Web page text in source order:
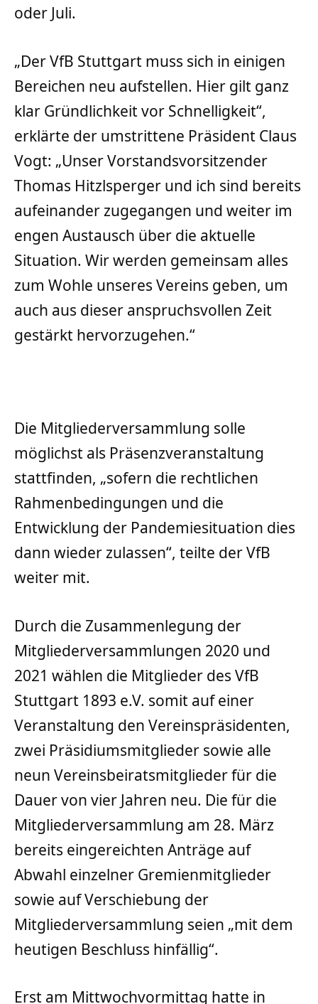
oder Juli.
„Der VfB Stuttgart muss sich in einigen
Bereichen neu aufstellen. Hier gilt ganz
klar Gründlichkeit vor Schnelligkeit“,
erklärte der umstrittene Präsident Claus
Vogt: „Unser Vorstandsvorsitzender
Thomas Hitzlsperger und ich sind bereits
aufeinander zugegangen und weiter im
engen Austausch über die aktuelle
Situation. Wir werden gemeinsam alles
zum Wohle unseres Vereins geben, um
auch aus dieser anspruchsvollen Zeit
gestärkt hervorzugehen.“
Die Mitgliederversammlung solle
möglichst als Präsenzveranstaltung
stattfinden, „sofern die rechtlichen
Rahmenbedingungen und die
Entwicklung der Pandemiesituation dies
dann wieder zulassen“, teilte der VfB
weiter mit.
Durch die Zusammenlegung der
Mitgliederversammlungen 2020 und
2021 wählen die Mitglieder des VfB
Stuttgart 1893 e.V. somit auf einer
Veranstaltung den Vereinspräsidenten,
zwei Präsidiumsmitglieder sowie alle
neun Vereinsbeiratsmitglieder für die
Dauer von vier Jahren neu. Die für die
Mitgliederversammlung am 28. März
bereits eingereichten Anträge auf
Abwahl einzelner Gremienmitglieder
sowie auf Verschiebung der
Mitgliederversammlung seien „mit dem
heutigen Beschluss hinfällig“.
Erst am Mittwochvormittag hatte in